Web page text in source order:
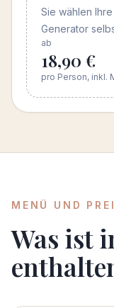
Sie wählen
Generator
ab
18,90 €
pro Person, inkl.
MENÜ UND
Was ist